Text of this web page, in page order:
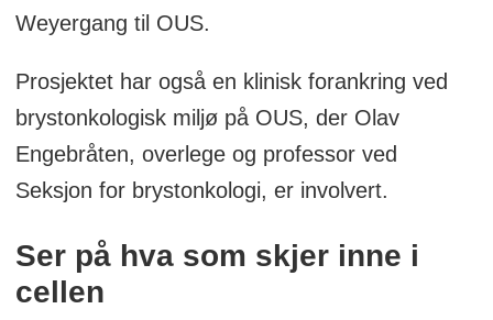
Weyergang til OUS.
Prosjektet har også en klinisk forankring ved
brystonkologisk miljø på OUS, der Olav
Engebråten, overlege og professor ved
Seksjon for brystonkologi, er involvert.
Ser på hva som skjer inne i
cellen